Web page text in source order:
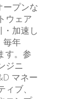
ープンな
ウェア
加速し
毎年
す。参
ジニ
マネー
ブ、